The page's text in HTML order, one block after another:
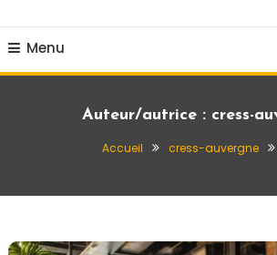
Menu
Auteur/autrice : cress-
Accueil cress-auvergne